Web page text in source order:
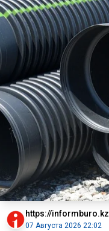
https://informburo.kz
07 Августа 2026 22:02